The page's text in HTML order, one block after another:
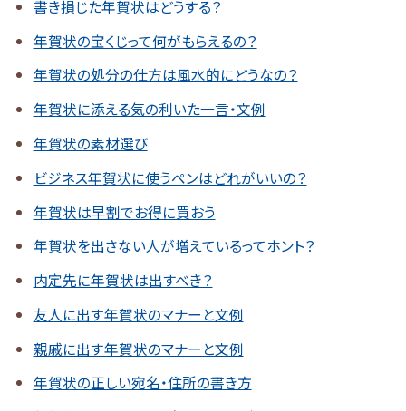
書き損じた年賀状はどうする？
年賀状の宝くじって何がもらえるの？
年賀状の処分の仕方は風水的にどうなの？
年賀状に添える気の利いた一言・文例
年賀状の素材選び
ビジネス年賀状に使うペンはどれがいいの？
年賀状は早割でお得に買おう
年賀状を出さない人が増えているってホント？
内定先に年賀状は出すべき？
友人に出す年賀状のマナーと文例
親戚に出す年賀状のマナーと文例
年賀状の正しい宛名・住所の書き方